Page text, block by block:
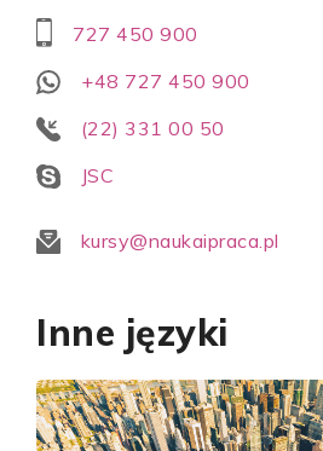
727 450 900
+48 727 450 900
(22) 331 00 50
JSC
kursy@naukaipraca.pl
Inne języki